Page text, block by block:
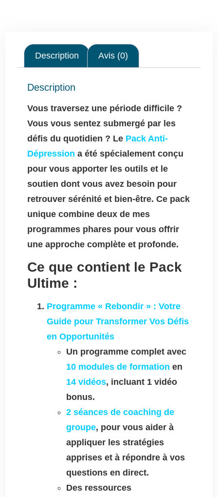
Description Avis (0)
Description
Vous traversez une période difficile ?
Vous vous sentez submergé par les
défis du quotidien ? Le Pack Anti-
Dépression a été spécialement conçu
pour vous apporter les outils et le
soutien dont vous avez besoin pour
retrouver sérénité et bien-être. Ce pack
unique combine deux de mes
programmes phares pour vous offrir
une approche complète et profonde.
Ce que contient le Pack
Ultime :
Programme « Rebondir » : Votre
Guide pour Transformer Vos Défis
en Opportunités
Un programme complet avec
10 modules de formation en
14 vidéos, incluant 1 vidéo
bonus.
2 séances de coaching de
groupe, pour vous aider à
appliquer les stratégies
apprises et à répondre à vos
questions en direct.
Des ressources